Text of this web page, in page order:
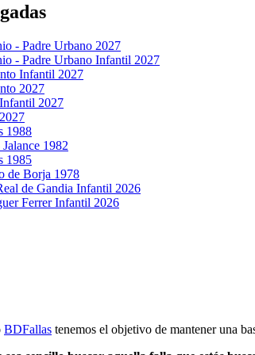
- Padre Urbano 2027
- Padre Urbano Infantil 2027
Infantil 2027
2027
2027
1988
1982
1985
de Borja 1978
de Gandia Infantil 2026
Ferrer Infantil 2026
BDFallas tenemos el objetivo de mantener una